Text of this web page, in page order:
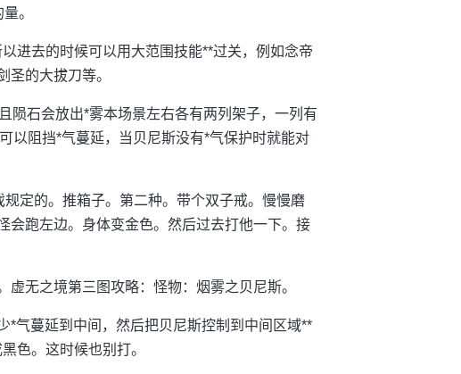
。
进去的时候可以用大范围技能**过关，例如念帝
圣的大拔刀等。
陨石会放出*雾本场景左右各有两列架子，一列有
以阻挡*气蔓延，当贝尼斯没有*气保护时就能对
定的。推箱子。第二种。带个双子戒。慢慢磨
会跑左边。身体变金色。然后过去打他一下。接
无之境第三图攻略：怪物：烟雾之贝尼斯。
*气蔓延到中间，然后把贝尼斯控制到中间区域**
色。这时候也别打。